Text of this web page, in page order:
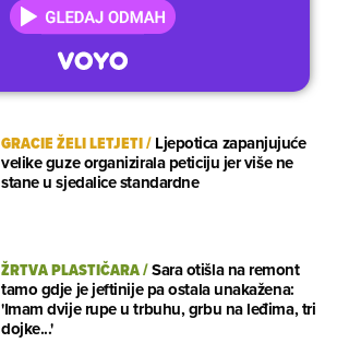
GRACIE ŽELI LETJETI/Ljepotica zapanjujuće
velike guze organizirala peticiju jer više ne
stane u sjedalice standardne
ŽRTVA PLASTIČARA/Sara otišla na remont
tamo gdje je jeftinije pa ostala unakažena:
'Imam dvije rupe u trbuhu, grbu na leđima, tri
dojke...'